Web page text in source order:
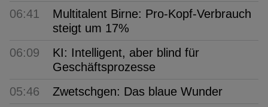
06:41
Multitalent Birne: Pro-Kopf-Verbrauch
steigt um 17%
06:09
KI: Intelligent, aber blind für
Geschäftsprozesse
05:46
Zwetschgen: Das blaue Wunder